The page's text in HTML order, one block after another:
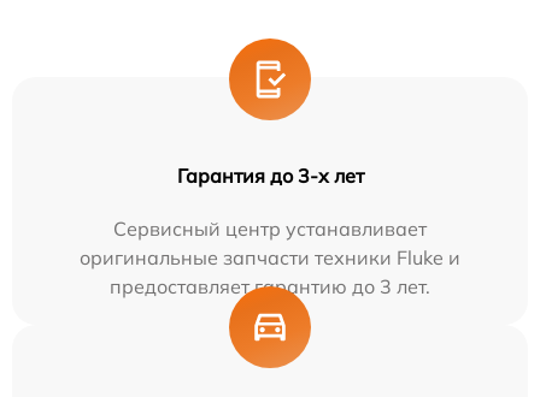
Гарантия до 3-х лет
Сервисный центр устанавливает
оригинальные запчасти техники Fluke и
предоставляет гарантию до 3 лет.